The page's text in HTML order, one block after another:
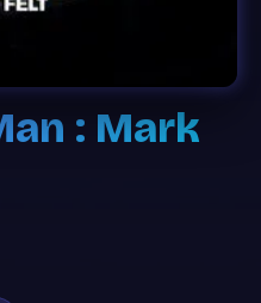
: Mark